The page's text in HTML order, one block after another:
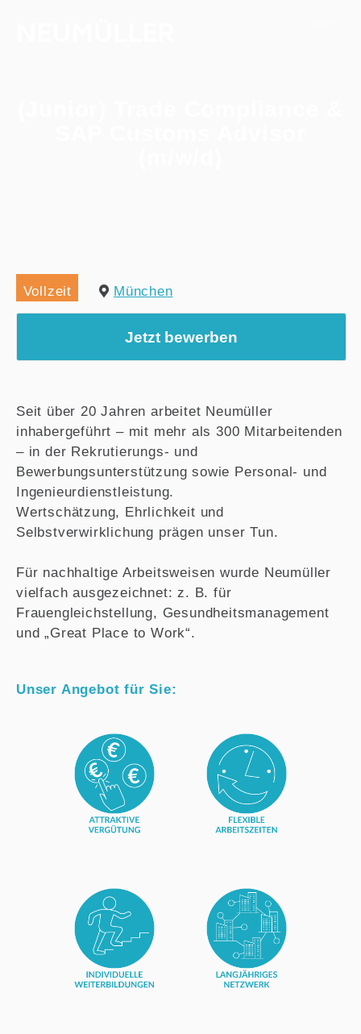
Vollzeit München
Jetzt bewerben
Seit über 20 Jahren arbeitet Neumüller
inhabergeführt – mit mehr als 300 Mitarbeitenden
– in der Rekrutierungs- und
Bewerbungsunterstützung sowie Personal- und
Ingenieurdienstleistung.
Wertschätzung, Ehrlichkeit und
Selbstverwirklichung prägen unser Tun.
Für nachhaltige Arbeitsweisen wurde Neumüller
vielfach ausgezeichnet: z. B. für
Frauengleichstellung, Gesundheitsmanagement
und „Great Place to Work“.
Unser Angebot für Sie: